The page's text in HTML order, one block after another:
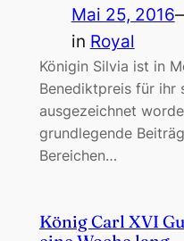
Mai 25, 2016
in Royal
Königin Silvia ist in
Benediktpreis für ihr
ausgezeichnet
grundlegende
Bereichen…
König Carl XVI